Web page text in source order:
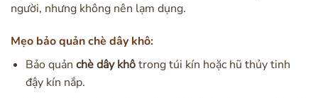
người, nhưng không nên lạm dụng.
Mẹo bảo quản chè dây khô:
Bảo quản chè dây khôtrong túi kín hoặc hũ thủy tinh
đậy kín nắp.